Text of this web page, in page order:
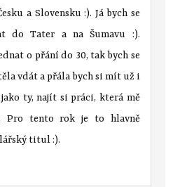
a Slovensku :). Já bych se
do Tater a na Šumavu :).
o přání do 30, tak bych se
vdát a přála bych si mít už i
ty, najít si práci, která mě
Pro tento rok je to hlavně
titul :).